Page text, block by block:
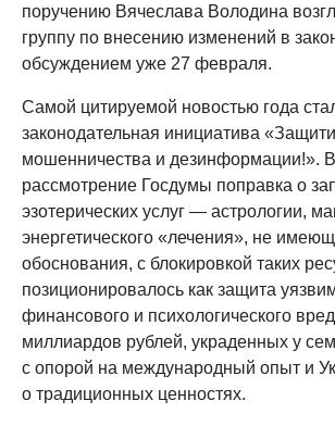
поручению Вячеслава Володина
группу по внесению изменений в
обсуждением уже 27 февраля.
Самой цитируемой новостью года
законодательная инициатива
мошенничества и дезинформации!».
рассмотрение Госдумы поправка о
эзотерических услуг — астрологии,
энергетического «лечения», не
обоснования, с блокировкой таких
позиционировалось как защита
финансового и психологического
миллиардов рублей, украденных у
с опорой на международный опыт и
о традиционных ценностях.